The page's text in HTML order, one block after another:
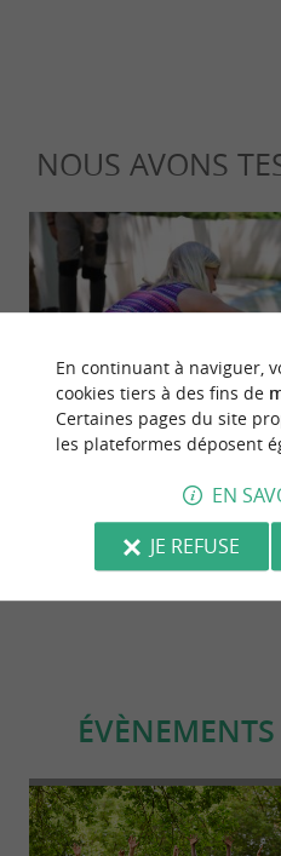
NOUS AVONS
Visite du parc Myocastors
2,4 km - Dolus-d'Oléron
Familiale
ÉVÈNEMENTS
En continuant à naviguer,
cookies tiers à des fins de
Certaines pages du site
les plateformes déposent
EN
JE REFUSE